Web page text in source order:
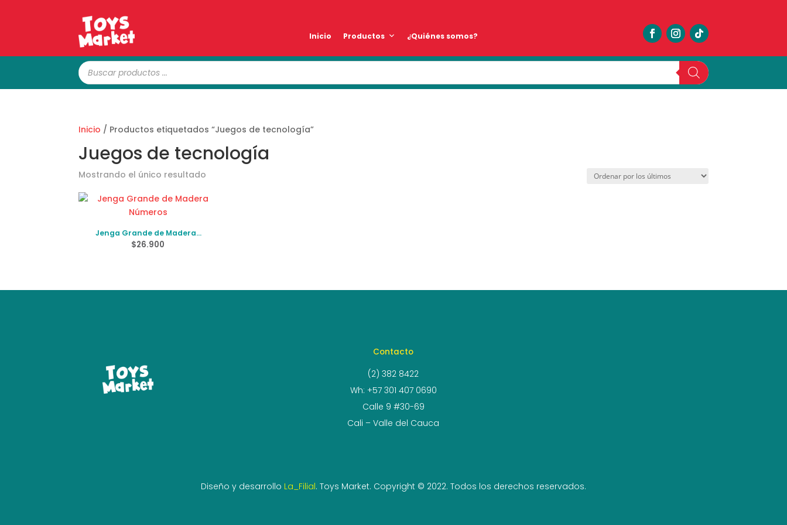
Inicio Productos ¿Quiénes somos?
Búsqueda
de
productos
Inicio / Productos etiquetados “Juegos de tecnología”
Juegos de tecnología
Mostrando el único resultado
Jenga Grande de Madera
Números
$26.900
Contacto
(2) 382 8422
Wh: +57 301 407 0690
Calle 9 #30-69
Cali – Valle del Cauca
Diseño y desarrollo La_Filial. Toys Market. Copyright © 2022. Todos los derechos reservados.